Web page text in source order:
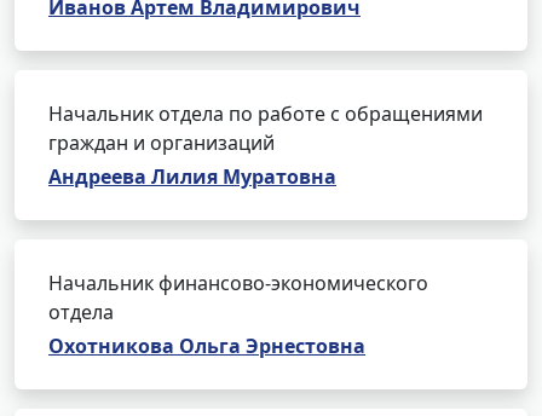
Иванов Артем Владимирович
Начальник отдела по работе с обращениями
граждан и организаций
Андреева Лилия Муратовна
Начальник финансово-экономического
отдела
Охотникова Ольга Эрнестовна